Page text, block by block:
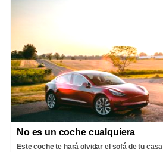
No es un coche cualquiera
Este coche te hará olvidar el sofá de tu casa